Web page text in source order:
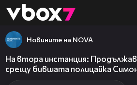
👾
Новините на NOVA
На втора инстанция:
срещу бившата полицайка